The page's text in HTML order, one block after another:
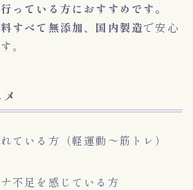
っている方におすすめです。
すべて 無添加、国内製造で安心
。
ている方（軽運動～筋トレ）
不足を感じている方